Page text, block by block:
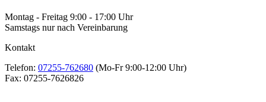
Montag - Freitag 9:00 - 17:00 Uhr
Samstags nur nach Vereinbarung
Kontakt
Telefon: 07255-762680 (Mo-Fr 9:00-12:00 Uhr)
Fax: 07255-7626826